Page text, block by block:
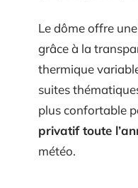
Le dôme offre
grâce à la
thermique
suites
plus confortable
privatif toute
météo.